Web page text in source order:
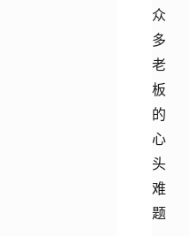
众
多
老
板
的
心
头
难
题